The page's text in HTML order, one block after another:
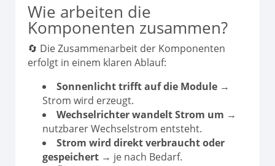
Wie arbeiten die
Komponenten zusammen?
🔄 Die Zusammenarbeit der Komponenten
erfolgt in einem klaren Ablauf:
Sonnenlicht trifft auf die Module →
Strom wird erzeugt.
Wechselrichter wandelt Strom um →
nutzbarer Wechselstrom entsteht.
Strom wird direkt verbraucht oder
gespeichert → je nach Bedarf.